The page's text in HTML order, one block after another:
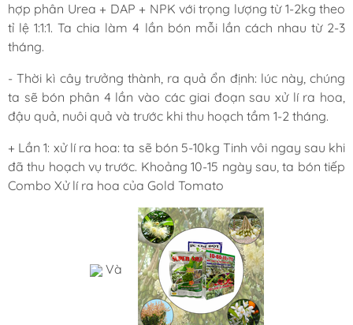
hợp phân Urea + DAP + NPK với trọng lượng từ 1-2kg theo
tỉ lệ 1:1:1. Ta chia làm 4 lần bón mỗi lần cách nhau từ 2-3
tháng.
- Thời kì cây trưởng thành, ra quả ổn định: lúc này, chúng
ta sẽ bón phân 4 lần vào các giai đoạn sau xử lí ra hoa,
đậu quả, nuôi quả và trước khi thu hoạch tầm 1-2 tháng.
+ Lần 1: xử lí ra hoa: ta sẽ bón 5-10kgTinh vôi ngay sau khi
đã thu hoạch vụ trước. Khoảng 10-15 ngày sau, ta bón tiếp
Combo Xử lí ra hoa của Gold Tomato
Và